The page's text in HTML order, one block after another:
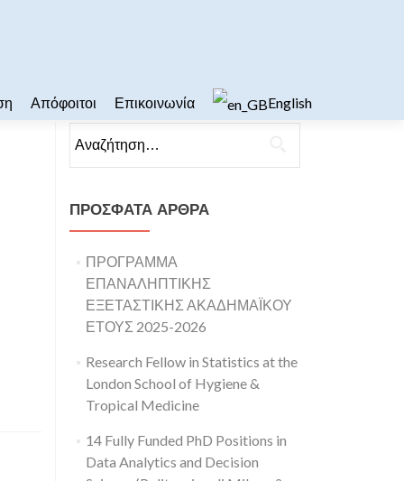
Απόφοιτοι Επικοινωνία
English
ΠΡΌΣΦΑΤΑ ΆΡΘΡΑ
ΠΡΟΓΡΑΜΜΑ
ΕΠΑΝΑΛΗΠΤΙΚΗΣ
ΕΞΕΤΑΣΤΙΚΗΣ ΑΚΑΔΗΜΑΪΚΟΥ
ΕΤΟΥΣ 2025-2026
Research Fellow in Statistics at the
London School of Hygiene &
Tropical Medicine
14 Fully Funded PhD Positions in
Data Analytics and Decision